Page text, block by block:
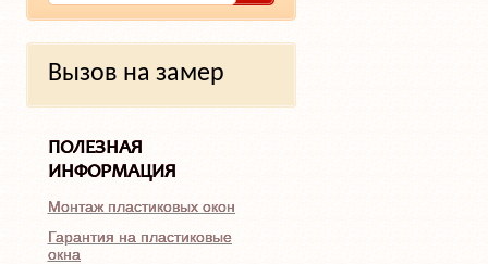
Вызов на замер
ПОЛЕЗНАЯ
ИНФОРМАЦИЯ
Монтаж пластиковых окон
Гарантия на пластиковые
окна